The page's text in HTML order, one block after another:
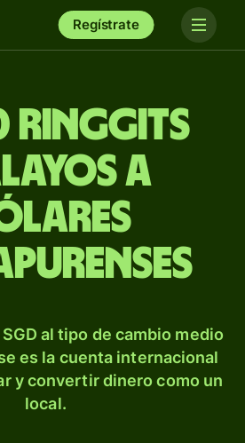
Regístrate
ringgits
a
al tipo de cambio medio
es la cuenta internacional
y convertir dinero como un
local.